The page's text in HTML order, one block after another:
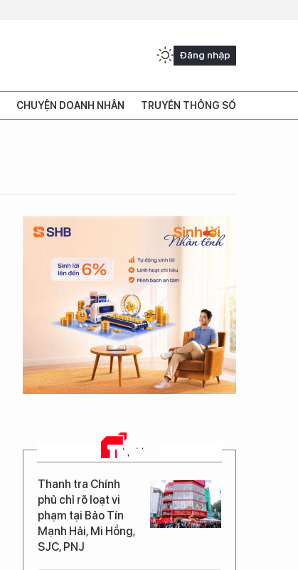
Đăng nhập
CHUYỆN DOANH NHÂN TRUYỀN THÔNG SỐ
TIN MỚI
Thanh tra Chính
phủ chỉ rõ loạt vi
phạm tại Bảo Tín
Mạnh Hải, Mi Hồng,
SJC, PNJ